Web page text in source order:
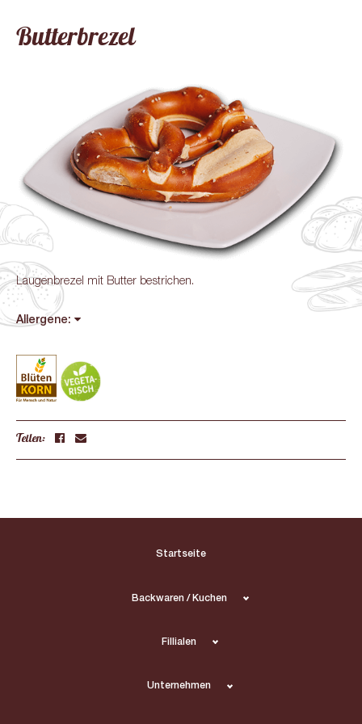
Butterbrezel
Laugenbrezel mit Butter bestrichen.
Allergene:
Teilen:
Startseite
Backwaren / Kuchen
Fillialen
Unternehmen